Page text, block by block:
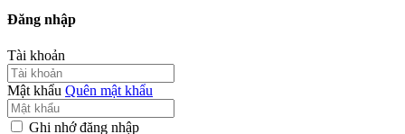
Đăng nhập
Tài khoản
Mật khẩu Quên mật khẩu
Ghi nhớ đăng nhập